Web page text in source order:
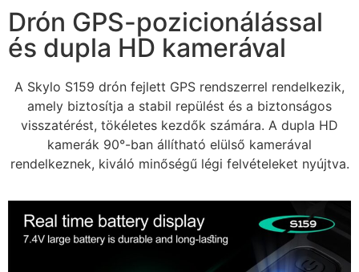
Drón GPS-pozicionálással
és dupla HD kamerával
A Skylo S159 drón fejlett GPS rendszerrel rendelkezik,
amely biztosítja a stabil repülést és a biztonságos
visszatérést, tökéletes kezdők számára. A dupla HD
kamerák 90°-ban állítható elülső kamerával
rendelkeznek, kiváló minőségű légi felvételeket nyújtva.